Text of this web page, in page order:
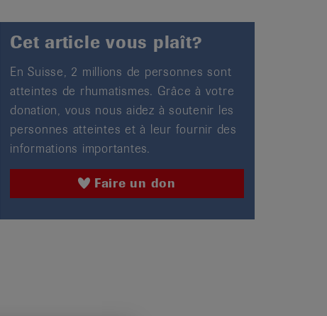
Cet article vous plaît?
En Suisse, 2 millions de personnes sont
atteintes de rhumatismes. Grâce à votre
donation, vous nous aidez à soutenir les
personnes atteintes et à leur fournir des
informations importantes.
Faire un don